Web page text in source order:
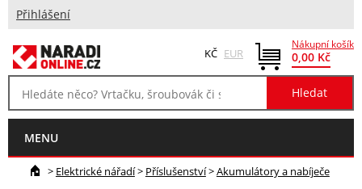
Přihlášení
Nákupní košík
0,00 Kč
KČ EUR
MENU
> Elektrické nářadí> Příslušenství>Akumulátory a nabíječe